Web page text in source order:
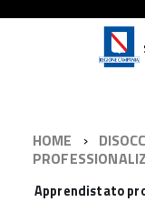
HOME
Apprendistato